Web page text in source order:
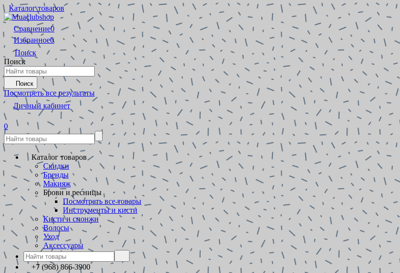
Каталог товаров
Сравнение0
Избранное0
Поиск
Поиск
Поиск
Посмотреть все результаты
Личный кабинет
0
Каталог товаров
Скидки
Бренды
Макияж
Брови и ресницы
Посмотреть все товары
Инструменты и кисти
Кисти и спонжи
Волосы
Уход
Аксессуары
+7 (968) 866-3900